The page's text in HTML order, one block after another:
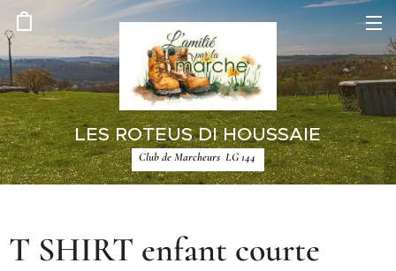
LES ROTEUS DI HOUSSAIE
Club de Marcheurs LG 144
T SHIRT enfant courte